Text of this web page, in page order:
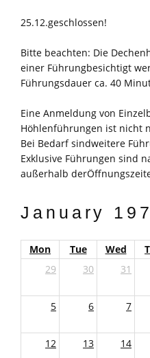
25.12.geschlossen!
Bitte beachten: Die
einer Führungbesichtigt
Führungsdauer ca. 40
Eine Anmeldung von
Höhlenführungen ist nicht
Bei Bedarf sindweitere
Exklusive Führungen sind
außerhalb
January
Mon Tue Wed
29
30 31
5 6 7
12 13 14